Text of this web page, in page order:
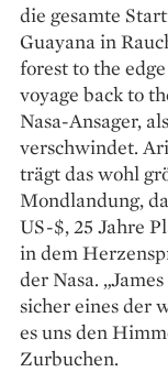
die gesamte
Guayana in
forest to the
voyage back to
Nasa-Ansager,
verschwindet.
trägt das wohl
Mondlandung,
US-$, 25 Jahre
in dem
der Nasa.
sicher eines der
es uns den
Zurbuchen.